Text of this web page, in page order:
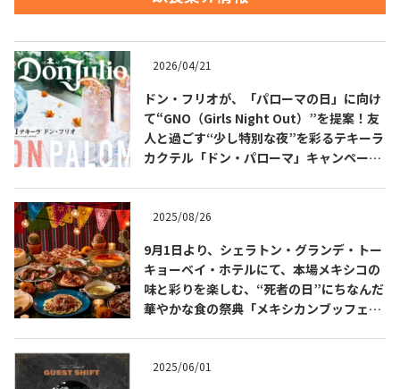
COPYRIGHT © JUAST All rights reserved.
2026/04/21
ドン・フリオが、「パローマの日」に向け
て“GNO（Girls Night Out）”を提案！友
人と過ごす“少し特別な夜”を彩るテキーラ
カクテル「ドン・パローマ」キャンペーン
2025/08/26
9月1日より、シェラトン・グランデ・トー
キョーベイ・ホテルにて、本場メキシコの
味と彩りを楽しむ、“死者の日”にちなんだ
華やかな食の祭典「メキシカンブッフェ」
2025/06/01